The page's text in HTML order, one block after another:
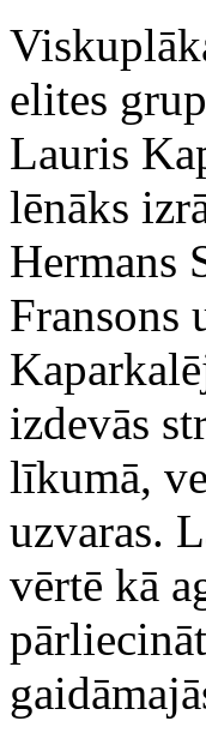
elites
Lauris
lēnāks
Hermans
Fransons
izdevās
līkumā,
uzvaras.
vērtē kā